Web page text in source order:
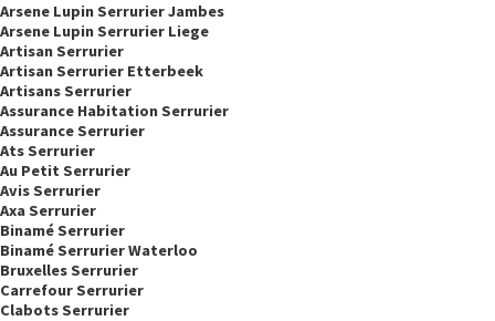
Arsene Lupin Serrurier Jambes
Arsene Lupin Serrurier Liege
Artisan Serrurier
Artisan Serrurier Etterbeek
Artisans Serrurier
Assurance Habitation Serrurier
Assurance Serrurier
Ats Serrurier
Au Petit Serrurier
Avis Serrurier
Axa Serrurier
Binamé Serrurier
Binamé Serrurier Waterloo
Bruxelles Serrurier
Carrefour Serrurier
Clabots Serrurier